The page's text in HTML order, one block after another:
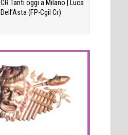
CR Tanti oggi a Milano | Luca
Dell’Asta (FP-Cgil Cr)